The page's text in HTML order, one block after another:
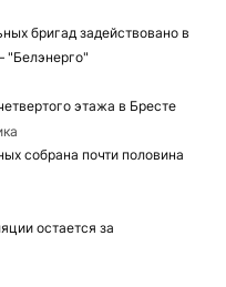
бригад задействовано в
"Белэнерго"
этажа в Бресте
собрана почти половина
остается за